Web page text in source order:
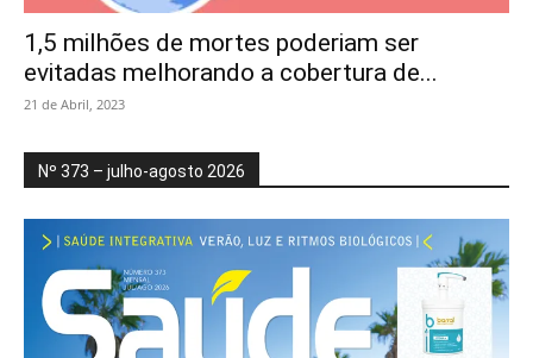
1,5 milhões de mortes poderiam ser
evitadas melhorando a cobertura de...
21 de Abril, 2023
Nº 373 – julho-agosto 2026